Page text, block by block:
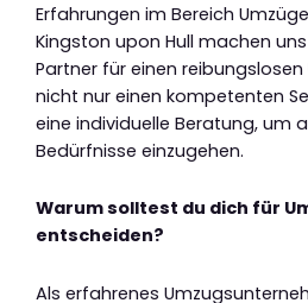
Erfahrungen im Bereich
Kingston upon Hull machen
Partner für einen
nicht nur einen kompetenten
eine individuelle Beratung, um
Bedürfnisse einzugehen.
Warum solltest du dich für
entscheiden?
Als erfahrenes